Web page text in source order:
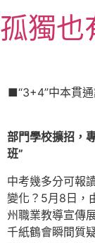
至
主
容
孤獨也
■“3+4”中本貫
部門學校擴招，
班”
中考幾多分可報
變化？5月8日，
州職業教導宣傳
千紙鶴會瞬間質